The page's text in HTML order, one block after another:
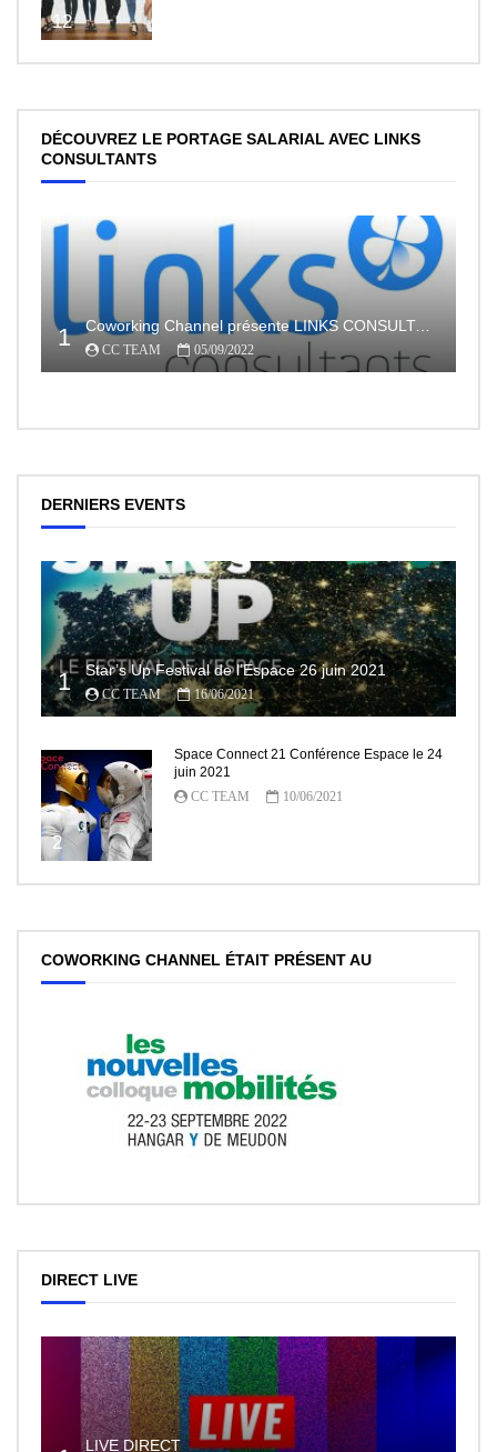
12
DÉCOUVREZ LE PORTAGE SALARIAL AVEC LINKS
CONSULTANTS
1 Coworking Channel présente LINKS CONSULTANTS, l’indépendance en toute sécurité avec le portage salarial
CC TEAM 05/09/2022
DERNIERS EVENTS
1 Star’s Up Festival de l’Espace 26 juin 2021
CC TEAM 16/06/2021
2
Space Connect 21 Conférence Espace le 24
juin 2021
CC TEAM
10/06/2021
COWORKING CHANNEL ÉTAIT PRÉSENT AU
DIRECT LIVE
LIVE DIRECT